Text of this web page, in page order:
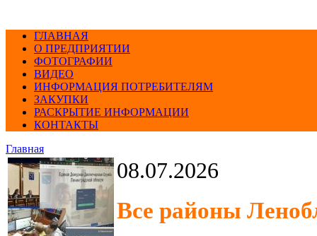
ГЛАВНАЯ
О ПРЕДПРИЯТИИ
ФОТОГРАФИИ
ВИДЕО
ИНФОРМАЦИЯ ПОТРЕБИТЕЛЯМ
ЗАКУПКИ
РАСКРЫТИЕ ИНФОРМАЦИИ
КОНТАКТЫ
Главная
08.07.2026
Все районы